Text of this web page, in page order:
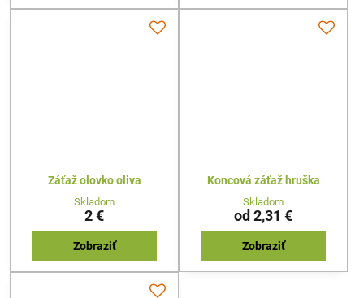
Záťaž olovko oliva
Skladom
2 €
Zobraziť
Koncová záťaž hruška
Skladom
od 2,31 €
Zobraziť